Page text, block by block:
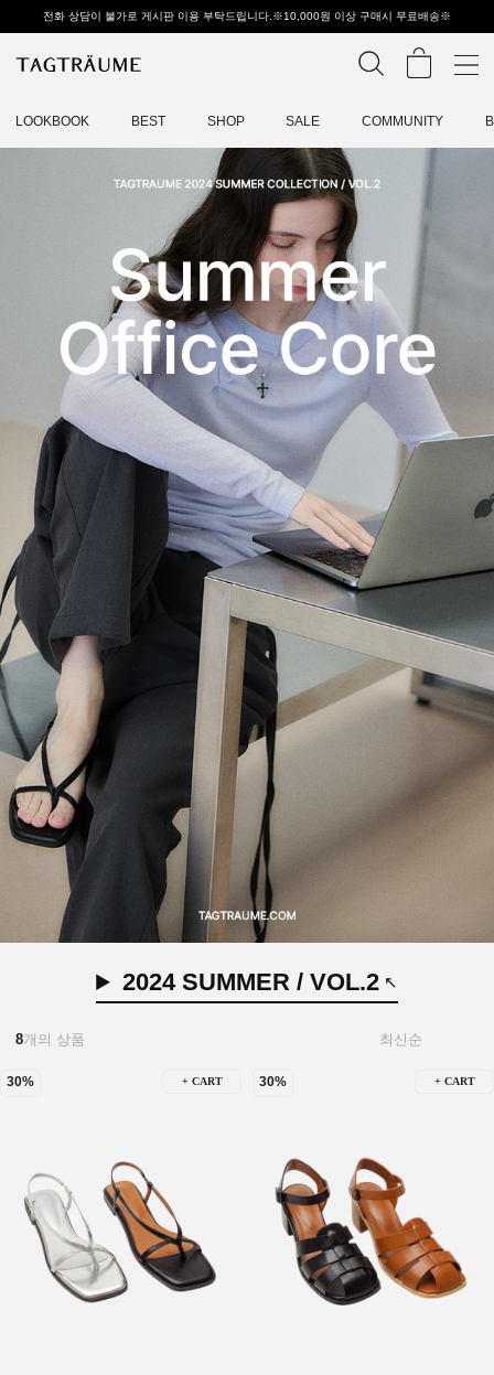
전화 상담이 불가로 게시판 이용 부탁드립니다.※10,000원 이상 구매시 무료배송※
LOOKBOOK BEST SHOP SALE COMMUNITY
2024 SUMMER / VOL.2
8개의 상품
30% + CART 30% + CART